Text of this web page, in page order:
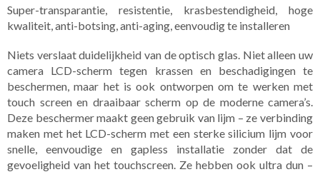
Super-transparantie, resistentie, krasbestendigheid, hoge
kwaliteit, anti-botsing, anti-aging, eenvoudig te installeren
Niets verslaat duidelijkheid van de optisch glas. Niet alleen uw
camera LCD-scherm tegen krassen en beschadigingen te
beschermen, maar het is ook ontworpen om te werken met
touch screen en draaibaar scherm op de moderne camera’s.
Deze beschermer maakt geen gebruik van lijm – ze verbinding
maken met het LCD-scherm met een sterke silicium lijm voor
snelle, eenvoudige en gapless installatie zonder dat de
gevoeligheid van het touchscreen. Ze hebben ook ultra dun –